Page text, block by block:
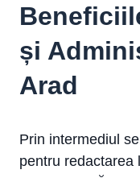
și
Arad
Prin intermediul
pentru redactarea